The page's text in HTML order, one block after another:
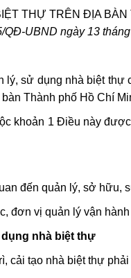
THỰ TRÊN ĐỊA BÀN
QĐ-UBND ngày 13
lý, sử dụng nhà biệt
Thành phố Hồ Chí
khoản 1 Điều này
đến quản lý, sở hữu,
đơn vị quản lý vận
nhà biệt thự
cải tạo nhà biệt thự